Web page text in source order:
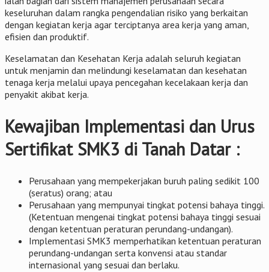
keseluruhan dalam rangka pengendalian risiko yang berkaitan
dengan kegiatan kerja agar terciptanya area kerja yang aman,
efisien dan produktif.
Keselamatan dan Kesehatan Kerja adalah seluruh kegiatan
untuk menjamin dan melindungi keselamatan dan kesehatan
tenaga kerja melalui upaya pencegahan kecelakaan kerja dan
penyakit akibat kerja.
Kewajiban Implementasi dan Urus
Sertifikat SMK3 di Tanah Datar :
Perusahaan yang mempekerjakan buruh paling sedikit 100
(seratus) orang; atau
Perusahaan yang mempunyai tingkat potensi bahaya tinggi.
(Ketentuan mengenai tingkat potensi bahaya tinggi sesuai
dengan ketentuan peraturan perundang-undangan).
Implementasi SMK3 memperhatikan ketentuan peraturan
perundang-undangan serta konvensi atau standar
internasional yang sesuai dan berlaku.